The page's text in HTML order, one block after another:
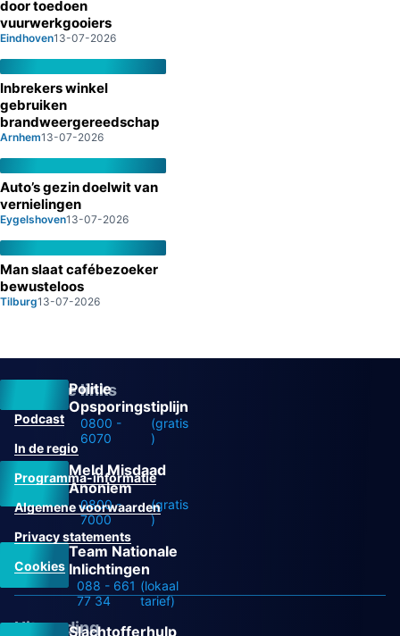
door toedoen
vuurwerkgooiers
Eindhoven13-07-2026
Inbrekers winkel
gebruiken
brandweergereedschap
Arnhem13-07-2026
Auto’s gezin doelwit van
vernielingen
Eygelshoven13-07-2026
Man slaat cafébezoeker
bewusteloos
Tilburg13-07-2026
Politie
Opsporingstiplijn
0800 -
6070
(gratis
)
Meld Misdaad
Anoniem
0800 -
7000
(gratis
)
Team Nationale
Inlichtingen
088 - 661
77 34
(lokaal
tarief)
Slachtofferhulp
Overige links
Podcast
In de regio
Programma-informatie
Algemene voorwaarden
Privacy statements
Cookies
Uitzending